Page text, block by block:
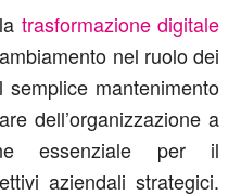
trasformazione digitale
nel ruolo dei
mantenimento
dell’organizzazione a
essenziale per il
aziendali strategici.